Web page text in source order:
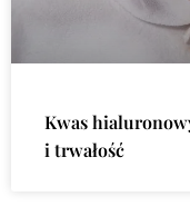
Kwas
i trwałość